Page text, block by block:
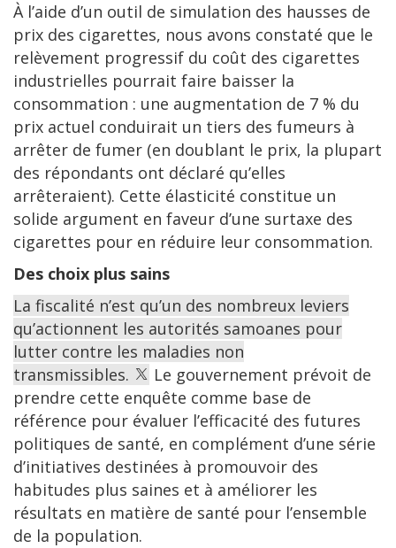
À l’aide d’un outil de simulation des hausses de
prix des cigarettes, nous avons constaté que le
relèvement progressif du coût des cigarettes
industrielles pourrait faire baisser la
consommation : une augmentation de 7 % du
prix actuel conduirait un tiers des fumeurs à
arrêter de fumer (en doublant le prix, la plupart
des répondants ont déclaré qu’elles
arrêteraient). Cette élasticité constitue un
solide argument en faveur d’une surtaxe des
cigarettes pour en réduire leur consommation.
Des choix plus sains
La fiscalité n’est qu’un des nombreux leviers
qu’actionnent les autorités samoanes pour
lutter contre les maladies non
transmissibles.
Le gouvernement prévoit de
prendre cette enquête comme base de
référence pour évaluer l’efficacité des futures
politiques de santé, en complément d’une série
d’initiatives destinées à promouvoir des
habitudes plus saines et à améliorer les
résultats en matière de santé pour l’ensemble
de la population.